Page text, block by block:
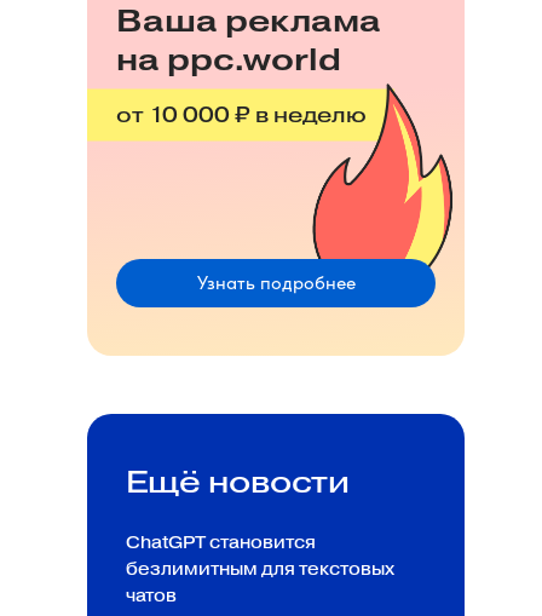
Ваша реклама
на ppc.world
от 10 000 ₽ в неделю
Узнать подробнее
Ещё новости
ChatGPT становится
безлимитным для текстовых
чатов